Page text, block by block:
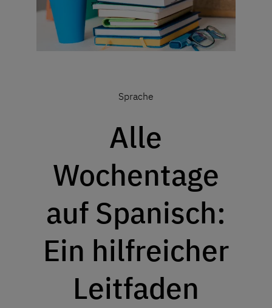
Sprache
Alle
Wochentage
auf Spanisch:
Ein hilfreicher
Leitfaden